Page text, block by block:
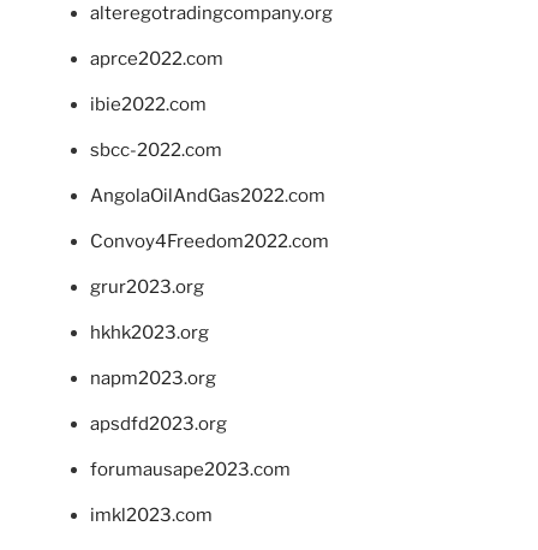
alteregotradingcompany.org
aprce2022.com
ibie2022.com
sbcc-2022.com
AngolaOilAndGas2022.com
Convoy4Freedom2022.com
grur2023.org
hkhk2023.org
napm2023.org
apsdfd2023.org
forumausape2023.com
imkl2023.com